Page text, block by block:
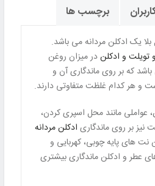
برچسب ها
یک ادکلن مردانه می باشد.
تویلت و ادکلندر میزان روغن
که بر روی ماندگاری آن و
و هر کدام غلظت متفاوتی دارند.
عواملی مانند محل اسپری کردن،
بر روی ماندگاری ادکلن مردانه
نت های پایه چوبی، کهربایی و
عطر و ادکلن ماندگاری بیشتری